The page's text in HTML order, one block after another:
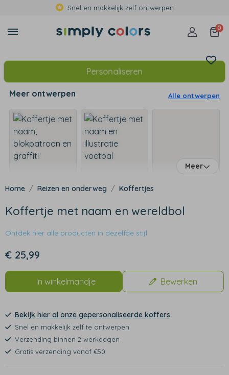
Snel en makkelijk zelf ontwerpen
0
Personaliseren
Meer ontwerpen Alle ontwerpen
Meer
Reizen en onderweg Koffertjes
Koffertje met naam en wereldbol
Ontdek hier alle producten in dezelfde stijl
€ 25,99
In winkelmandje Bewerken
Bekijk hier al onze gepersonaliseerde koffers
Snel en makkelijk zelf te ontwerpen
Verzending binnen 2 werkdagen
Gratis verzending vanaf €50